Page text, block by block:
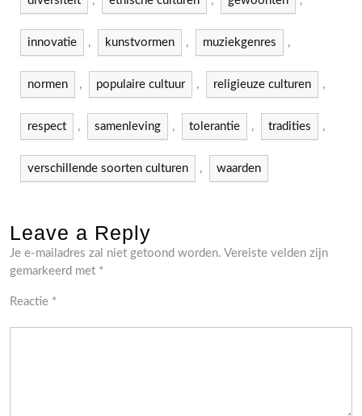
innovatie , kunstvormen , muziekgenres ,
normen , populaire cultuur , religieuze culturen ,
respect , samenleving , tolerantie , tradities ,
verschillende soorten culturen , waarden
Leave a Reply
Je e-mailadres zal niet getoond worden. Vereiste velden zijn
gemarkeerd met *
Reactie *